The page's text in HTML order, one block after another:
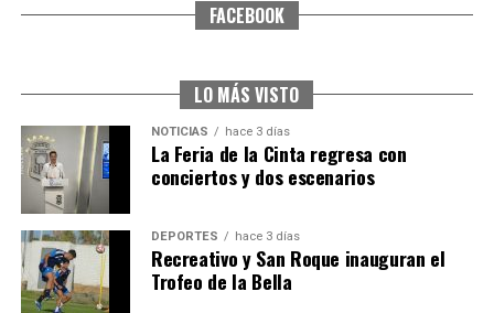
CUARTA CORRIDA DE LAS FIESTAS COLOMBINAS
Huelvatv
FACEBOOK
LO MÁS VISTO
NOTICIAS hace 3 días
La Feria de la Cinta regresa con
conciertos y dos escenarios
DEPORTES hace 3 días
Recreativo y San Roque inauguran el
Trofeo de la Bella